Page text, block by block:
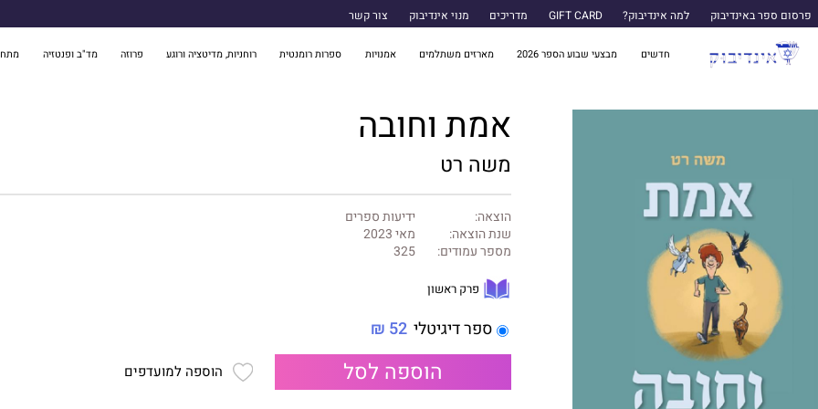
פרסום ספר באינדיבוק למה אינדיבוק? GIFT CARD מדריכים מנוי אינדיבוק צור קשר
חדשים מבצעי שבוע הספר 2026 מארזים משתלמים אמנויות ספרות רומנטית רוחניות, מדיטציה ורוגע פרוזה מד"ב ופנטזיה מתח
אמת וחובה
משה רט
הוצאה:
ידיעות ספרים
שנת הוצאה:
מאי 2023
מספר עמודים:
325
פרק ראשון
ספר דיגיטלי 52 ₪
הוספה לסל הוספה למועדפים